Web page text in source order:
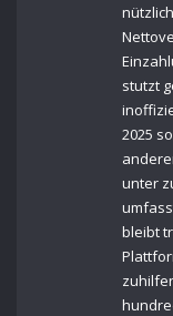
stutzt
2025
unter
bleibt